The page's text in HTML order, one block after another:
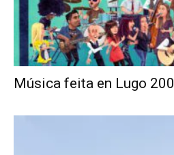
Música feita en Lugo